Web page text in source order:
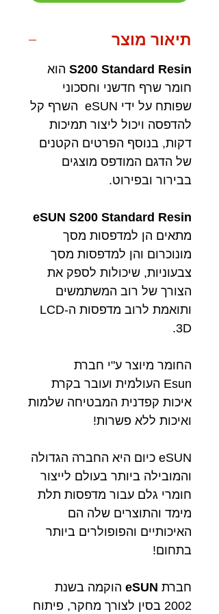
תיאור מוצר
S200 Standard Resin הוא
חומר שרף חדשני וחסכוני
שפותח על ידי eSUN השרף קל
להדפסה ויכול ליצור תמיכות
דקות, בנוסף הפרטים הקטנים
של הדגם המודפס מוצגים
בבירור ובפירוט.
eSUN S200 Standard Resin
מתאים הן למדפסות מסך
מונוכרום והן למדפסות מסך
צבעוניות, שיכולות לספק את
הצורך של רוב המשתמשים
ותואמת לרוב מדפסות ה-LCD
3D.
החומר מיוצר ע"י חברת
Esun העולמית ועובר בקרת
איכות קפדנית המבטיחה שלמות
ואיכות ללא פשרות!
eSUN כיום היא החברה הגדולה
והמובילה ביותר בעולם לייצור
חומרי גלם עבור מדפסות תלת
מימד והתוצרים שלה הם
האיכותיים והפופולרים ביותר
בתחום!
חברת eSUN הוקמה בשנת
2002 בסין לצורך מחקר, פיתוח